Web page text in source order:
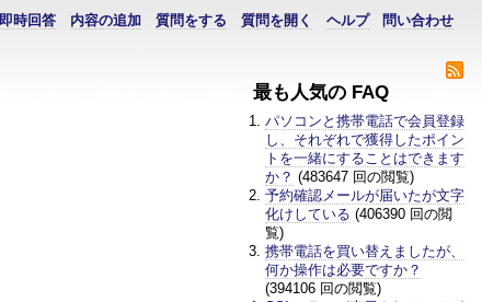
問い合わせ
ヘルプ
質問を開く
質問をする
内容の追加
即時回答
最も人気の FAQ
パソコンと携帯電話で会員登録
し、それぞれで獲得したポイン
トを一緒にすることはできます
か？ (483647 回の閲覧)
予約確認メールが届いたが文字
化けしている (406390 回の閲
覧)
携帯電話を買い替えましたが、
何か操作は必要ですか？
(394106 回の閲覧)